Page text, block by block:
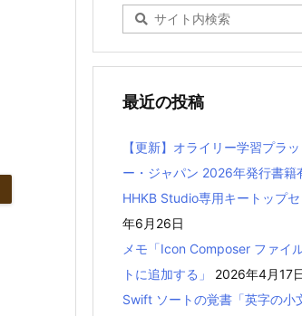
最近の投稿
【更新】オライリー学習プラ
ー・ジャパン 2026年発行書籍
HHKB Studio専用キートップ
年6月26日
メモ「Icon Composer ファイ
トに追加する」
2026年4月17
Swift ソートの覚書「英字の小